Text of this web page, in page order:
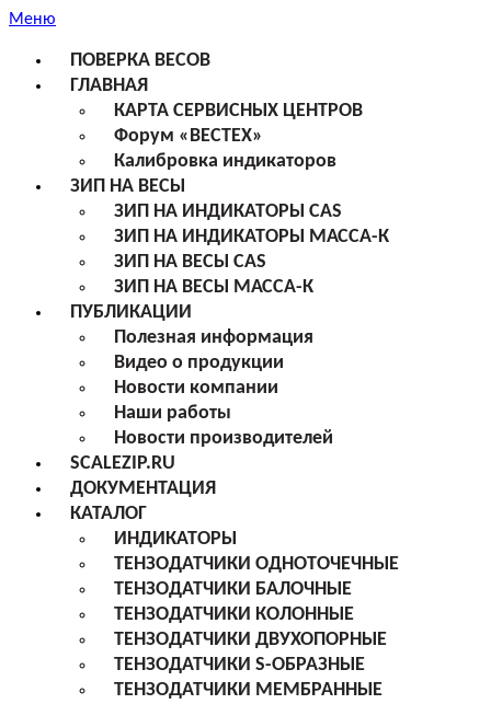
Меню
ПОВЕРКА ВЕСОВ
ГЛАВНАЯ
КАРТА СЕРВИСНЫХ ЦЕНТРОВ
Форум «ВЕСТЕХ»
Калибровка индикаторов
ЗИП НА ВЕСЫ
ЗИП НА ИНДИКАТОРЫ CAS
ЗИП НА ИНДИКАТОРЫ МАССА-К
ЗИП НА ВЕСЫ CAS
ЗИП НА ВЕСЫ МАССА-К
ПУБЛИКАЦИИ
Полезная информация
Видео о продукции
Новости компании
Наши работы
Новости производителей
SCALEZIP.RU
ДОКУМЕНТАЦИЯ
КАТАЛОГ
ИНДИКАТОРЫ
ТЕНЗОДАТЧИКИ ОДНОТОЧЕЧНЫЕ
ТЕНЗОДАТЧИКИ БАЛОЧНЫЕ
ТЕНЗОДАТЧИКИ КОЛОННЫЕ
ТЕНЗОДАТЧИКИ ДВУХОПОРНЫЕ
ТЕНЗОДАТЧИКИ S-ОБРАЗНЫЕ
ТЕНЗОДАТЧИКИ МЕМБРАННЫЕ